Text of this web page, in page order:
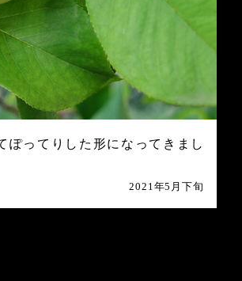
ぽってりした形になってきまし
2021年5月下旬